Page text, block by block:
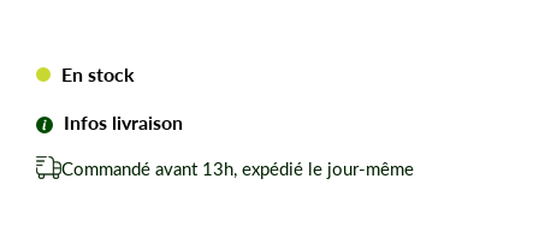
Chaîne tronçonneuse Kerwood pour amateurs avertis
du bûcheronnage.
Pour HUSQVARNA 44.
En stock
Infos livraison
Commandé avant 13h, expédié le jour-même